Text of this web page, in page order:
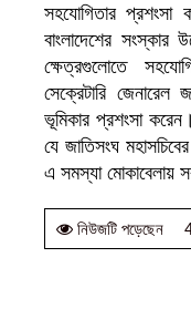
সহযোগিতার প্রশংসা
বাংলাদেশের সংস্কার
ক্ষেত্রগুলোতে
সেক্রেটারি জেনারেল
ভূমিকার প্রশংসা
যে জাতিসংঘ
এ সমস্যা মোকাবেলায়
নিউজটি পড়েছেন